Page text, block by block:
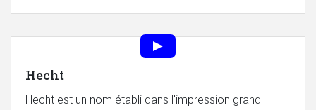
Hecht
Hecht est un nom établi dans l'impression grand